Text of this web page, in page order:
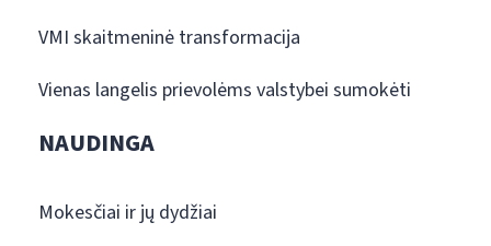
VMI skaitmeninė transformacija
Vienas langelis prievolėms valstybei sumokėti
NAUDINGA
Mokesčiai ir jų dydžiai